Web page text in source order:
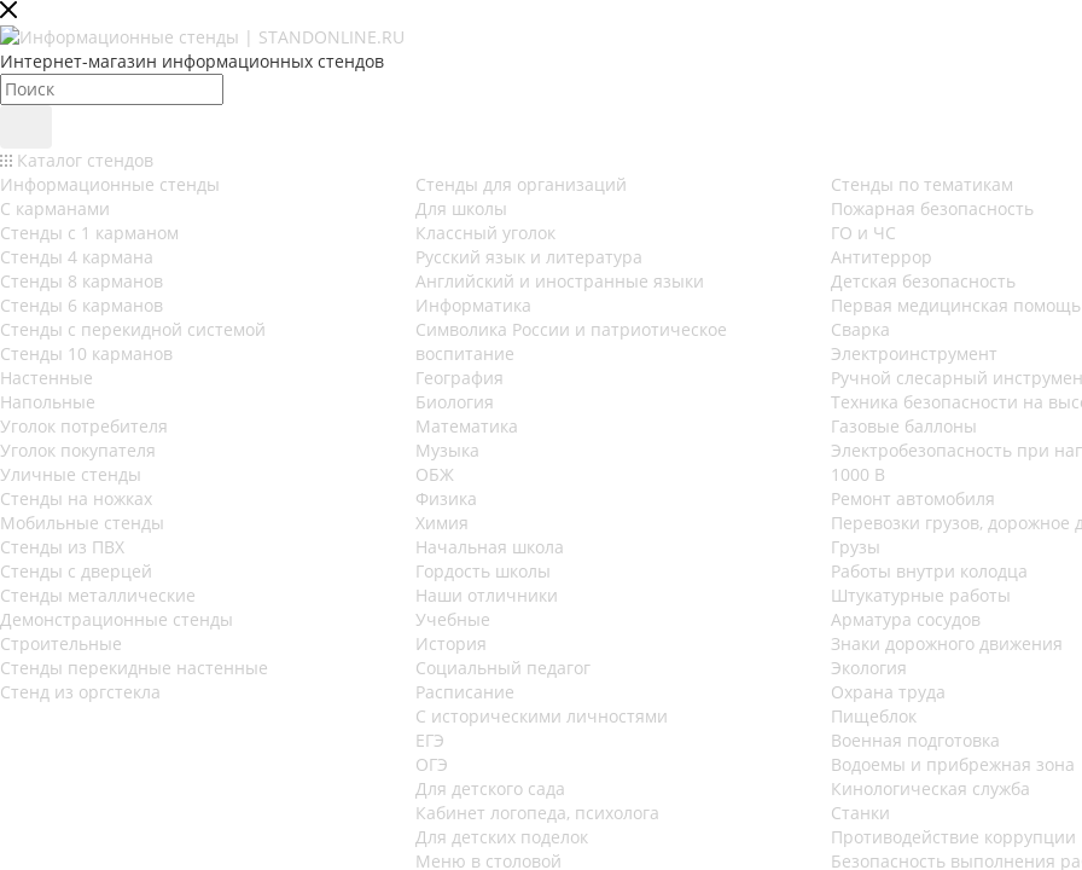
Интернет-магазин информационных стендов
Каталог стендов
Информационные стенды
С карманами
Стенды с 1 карманом
Стенды 4 кармана
Стенды 8 карманов
Стенды 6 карманов
Стенды с перекидной системой
Стенды 10 карманов
Настенные
Напольные
Уголок потребителя
Уголок покупателя
Уличные стенды
Стенды на ножках
Мобильные стенды
Стенды из ПВХ
Стенды с дверцей
Стенды металлические
Демонстрационные стенды
Строительные
Стенды перекидные настенные
Стенд из оргстекла
Стенды для организаций
Для школы
Классный уголок
Русский язык и литература
Английский и иностранные языки
Информатика
Символика России и патриотическое
воспитание
География
Биология
Математика
Музыка
ОБЖ
Физика
Химия
Начальная школа
Гордость школы
Наши отличники
Учебные
История
Социальный педагог
Расписание
С историческими личностями
ЕГЭ
ОГЭ
Для детского сада
Кабинет логопеда, психолога
Для детских поделок
Меню в столовой
Стенды по тематикам
Пожарная безопасность
ГО и ЧС
Антитеррор
Детская безопасность
Первая медицинская помощь
Сварка
Электроинструмент
Ручной слесарный
Техника безопасности на
Газовые баллоны
Электробезопасность при
1000 В
Ремонт автомобиля
Перевозки грузов, дорожное
Грузы
Работы внутри колодца
Штукатурные работы
Арматура сосудов
Знаки дорожного движения
Экология
Охрана труда
Пищеблок
Военная подготовка
Водоемы и прибрежная зона
Кинологическая служба
Станки
Противодействие коррупции
Безопасность выполнения